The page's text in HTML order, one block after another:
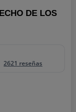
DE LOS
2621 reseñas